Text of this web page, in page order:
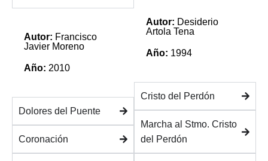
Autor: Francisco
Javier Moreno
Año: 2010
Dolores del Puente
Coronación
Autor: Desiderio
Artola Tena
Año: 1994
Cristo del Perdón
Marcha al Stmo. Cristo
del Perdón